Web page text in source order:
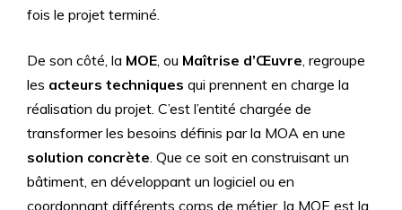
fois le projet terminé.
De son côté, la MOE, ou Maîtrise d’Œuvre, regroupe
les acteurs techniques qui prennent en charge la
réalisation du projet. C’est l’entité chargée de
transformer les besoins définis par la MOA en une
solution concrète. Que ce soit en construisant un
bâtiment, en développant un logiciel ou en
coordonnant différents corps de métier, la MOE est la